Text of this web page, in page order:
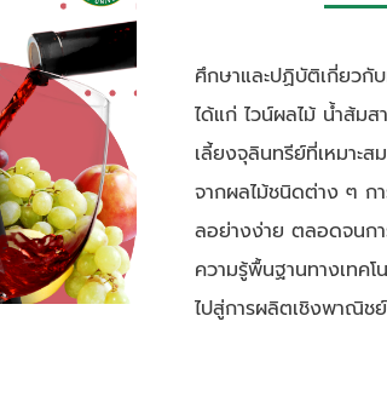
ศึกษาและปฏิบัติเกี่ยวกั
ได้แก่ ไวน์ผลไม้ น้ำส้ม
เลี้ยงจุลินทรีย์ที่เหมาะ
จากผลไม้ชนิดต่าง ๆ ก
ลอย่างง่าย ตลอดจนก
ความรู้พื้นฐานทางเทค
ไปสู่การผลิตเชิงพาณิช